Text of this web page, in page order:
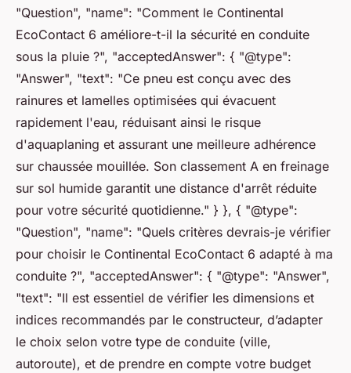
"Question", "name": "Comment le Continental
EcoContact 6 améliore-t-il la sécurité en conduite
sous la pluie ?", "acceptedAnswer": { "@type":
"Answer", "text": "Ce pneu est conçu avec des
rainures et lamelles optimisées qui évacuent
rapidement l'eau, réduisant ainsi le risque
d'aquaplaning et assurant une meilleure adhérence
sur chaussée mouillée. Son classement A en freinage
sur sol humide garantit une distance d'arrêt réduite
pour votre sécurité quotidienne." } }, { "@type":
"Question", "name": "Quels critères devrais-je vérifier
pour choisir le Continental EcoContact 6 adapté à ma
conduite ?", "acceptedAnswer": { "@type": "Answer",
"text": "Il est essentiel de vérifier les dimensions et
indices recommandés par le constructeur, d’adapter
le choix selon votre type de conduite (ville,
autoroute), et de prendre en compte votre budget